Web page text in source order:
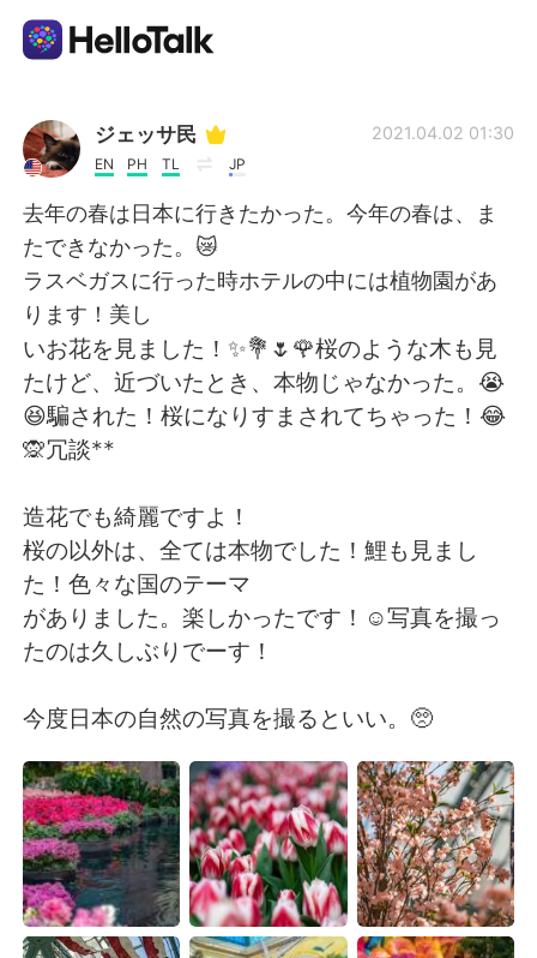
Language Exchange App
AI Grammar Checker
English
简体中文 繁體中文
Español العربية
日本語 한국어
Русский ไทย
Indonesia Italiano
Türkçe Tiếng Việt
Português
ジェッサ民
EN PH TL JP
2021.04.02 01:30
去年の春は日本に行きたかった。今年の春は、ま
たできなかった。😿
ラスベガスに行った時ホテルの中には植物園があ
ります！美し
いお花を見ました！✨💐🌷🌹桜のような木も見
たけど、近づいたとき、本物じゃなかった。😭
😆騙された！桜になりすまされてちゃった！😂
🙊冗談**
造花でも綺麗ですよ！
桜の以外は、全ては本物でした！鯉も見まし
た！色々な国のテーマ
がありました。楽しかったです！☺️写真を撮っ
たのは久しぶりでーす！
今度日本の自然の写真を撮るといい。🥺